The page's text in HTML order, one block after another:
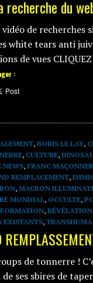
recherche du
vidéo de
white tears anti
de vues CLIQUEZ
:
, BORIS LE LAY,
, CULTURE,
NEWS, FRANC
REMPLACEMENT,
, MACRON ILLUMINATI
MONDIAL, OCCULTE,
, RÉVÉLATION
EXISTANTS,
de tonnerre !
ses sbires de